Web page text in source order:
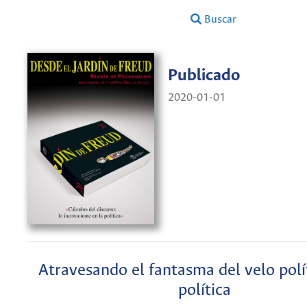
Buscar
Publicado
2020-01-01
Atravesando el fantasma del velo
política